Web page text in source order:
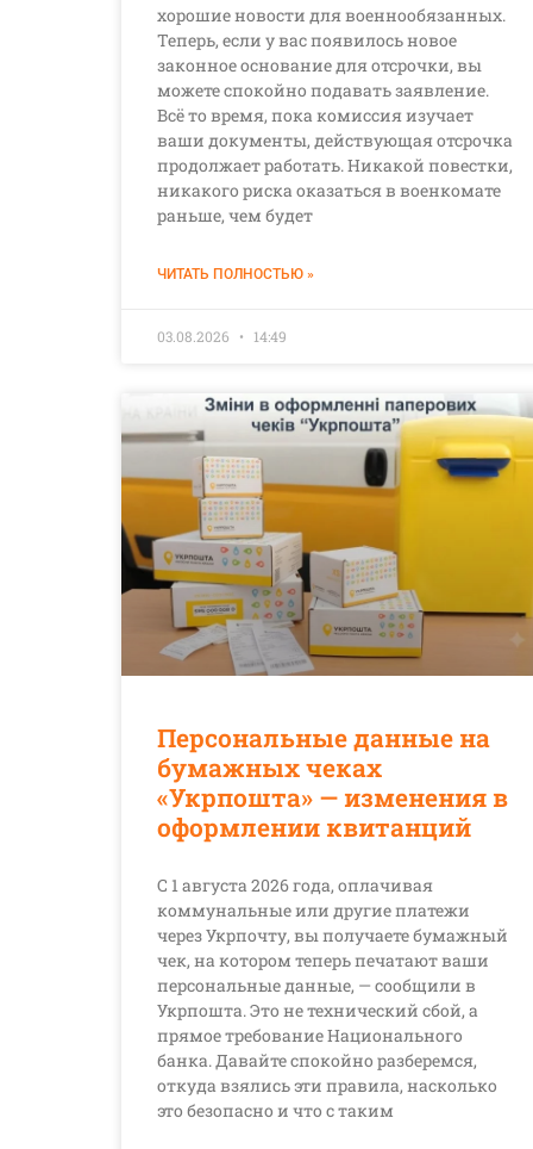
хорошие новости для военнообязанных.
Теперь, если у вас появилось новое
законное основание для отсрочки, вы
можете спокойно подавать заявление.
Всё то время, пока комиссия изучает
ваши документы, действующая отсрочка
продолжает работать. Никакой повестки,
никакого риска оказаться в военкомате
раньше, чем будет
ЧИТАТЬ ПОЛНОСТЬЮ »
03.08.2026 14:49
Персональные данные на
бумажных чеках
«Укрпошта» — изменения в
оформлении квитанций
С 1 августа 2026 года, оплачивая
коммунальные или другие платежи
через Укрпочту, вы получаете бумажный
чек, на котором теперь печатают ваши
персональные данные, — сообщили в
Укрпошта. Это не технический сбой, а
прямое требование Национального
банка. Давайте спокойно разберемся,
откуда взялись эти правила, насколько
это безопасно и что с таким